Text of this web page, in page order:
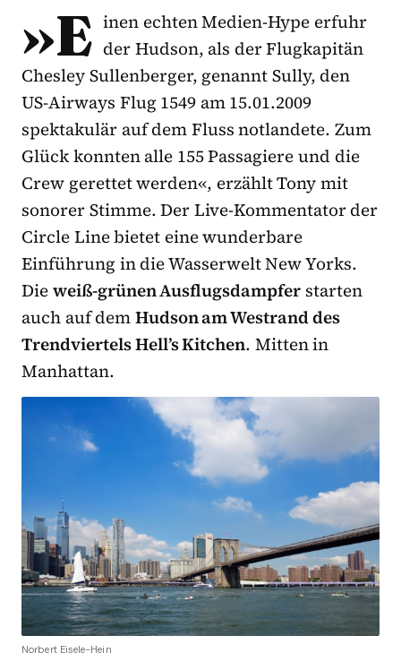
»E inen echten Medien-Hype erfuhr
der Hudson, als der Flugkapitän
Chesley Sullenberger, genannt Sully, den
US-Airways Flug 1549 am 15.01.2009
spektakulär auf dem Fluss notlandete. Zum
Glück konnten alle 155 Passagiere und die
Crew gerettet werden«, erzählt Tony mit
sonorer Stimme. Der Live-Kommentator der
Circle Line bietet eine wunderbare
Einführung in die Wasserwelt New Yorks.
Dieweiß-grünen Ausflugsdampfer starten
auch auf demHudson am Westrand des
Trendviertels Hell’s Kitchen. Mitten in
Manhattan.
Norbert Eisele-Hein